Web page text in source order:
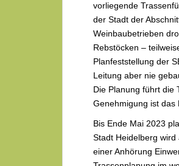
vorliegende
der Stadt der
Weinbaubetrieben
Rebstöcken –
Planfeststellung der
Leitung aber nie
Die Planung führt die
Genehmigung ist das
Bis Ende Mai 2023
Stadt Heidelberg
einer Anhörung